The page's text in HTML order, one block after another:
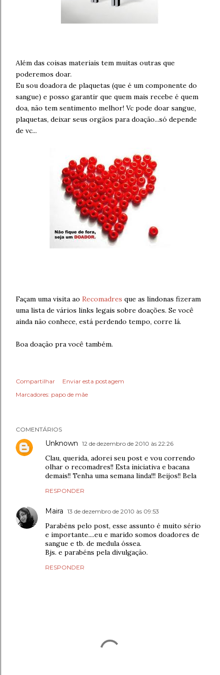
Além das coisas materiais tem muitas outras que
poderemos doar.
Eu sou doadora de plaquetas (que é um componente do
sangue) e posso garantir que quem mais recebe é quem
doa, não tem sentimento melhor! Vc pode doar sangue,
plaquetas, deixar seus orgãos para doação...só depende
de vc...
Façam uma visita ao Recomadres que as lindonas fizeram
uma lista de vários links legais sobre doações. Se você
ainda não conhece, está perdendo tempo, corre lá.
Boa doação pra você também.
Compartilhar
Enviar esta postagem
Marcadores: papo de mãe
COMENTÁRIOS
Unknown 12 de dezembro de 2010 às 22:26
Clau, querida, adorei seu post e vou correndo
olhar o recomadres!! Esta iniciativa e bacana
demais!! Tenha uma semana linda!!! Beijos!! Bela
RESPONDER
Maira 13 de dezembro de 2010 às 09:53
Parabéns pelo post, esse assunto é muito sério
e importante....eu e marido somos doadores de
sangue e tb. de medula óssea.
Bjs. e parabéns pela divulgação.
RESPONDER